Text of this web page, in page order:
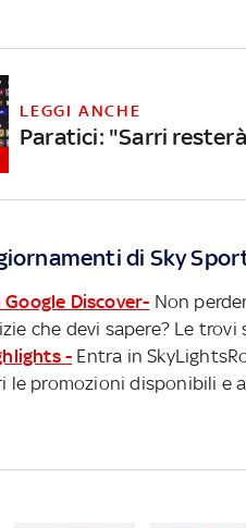
LEGGI ANCHE
Paratici: "Sarri
di Sky
Discover- Non
che devi sapere? Le trovi
- Entra in
le promozioni disponibili e